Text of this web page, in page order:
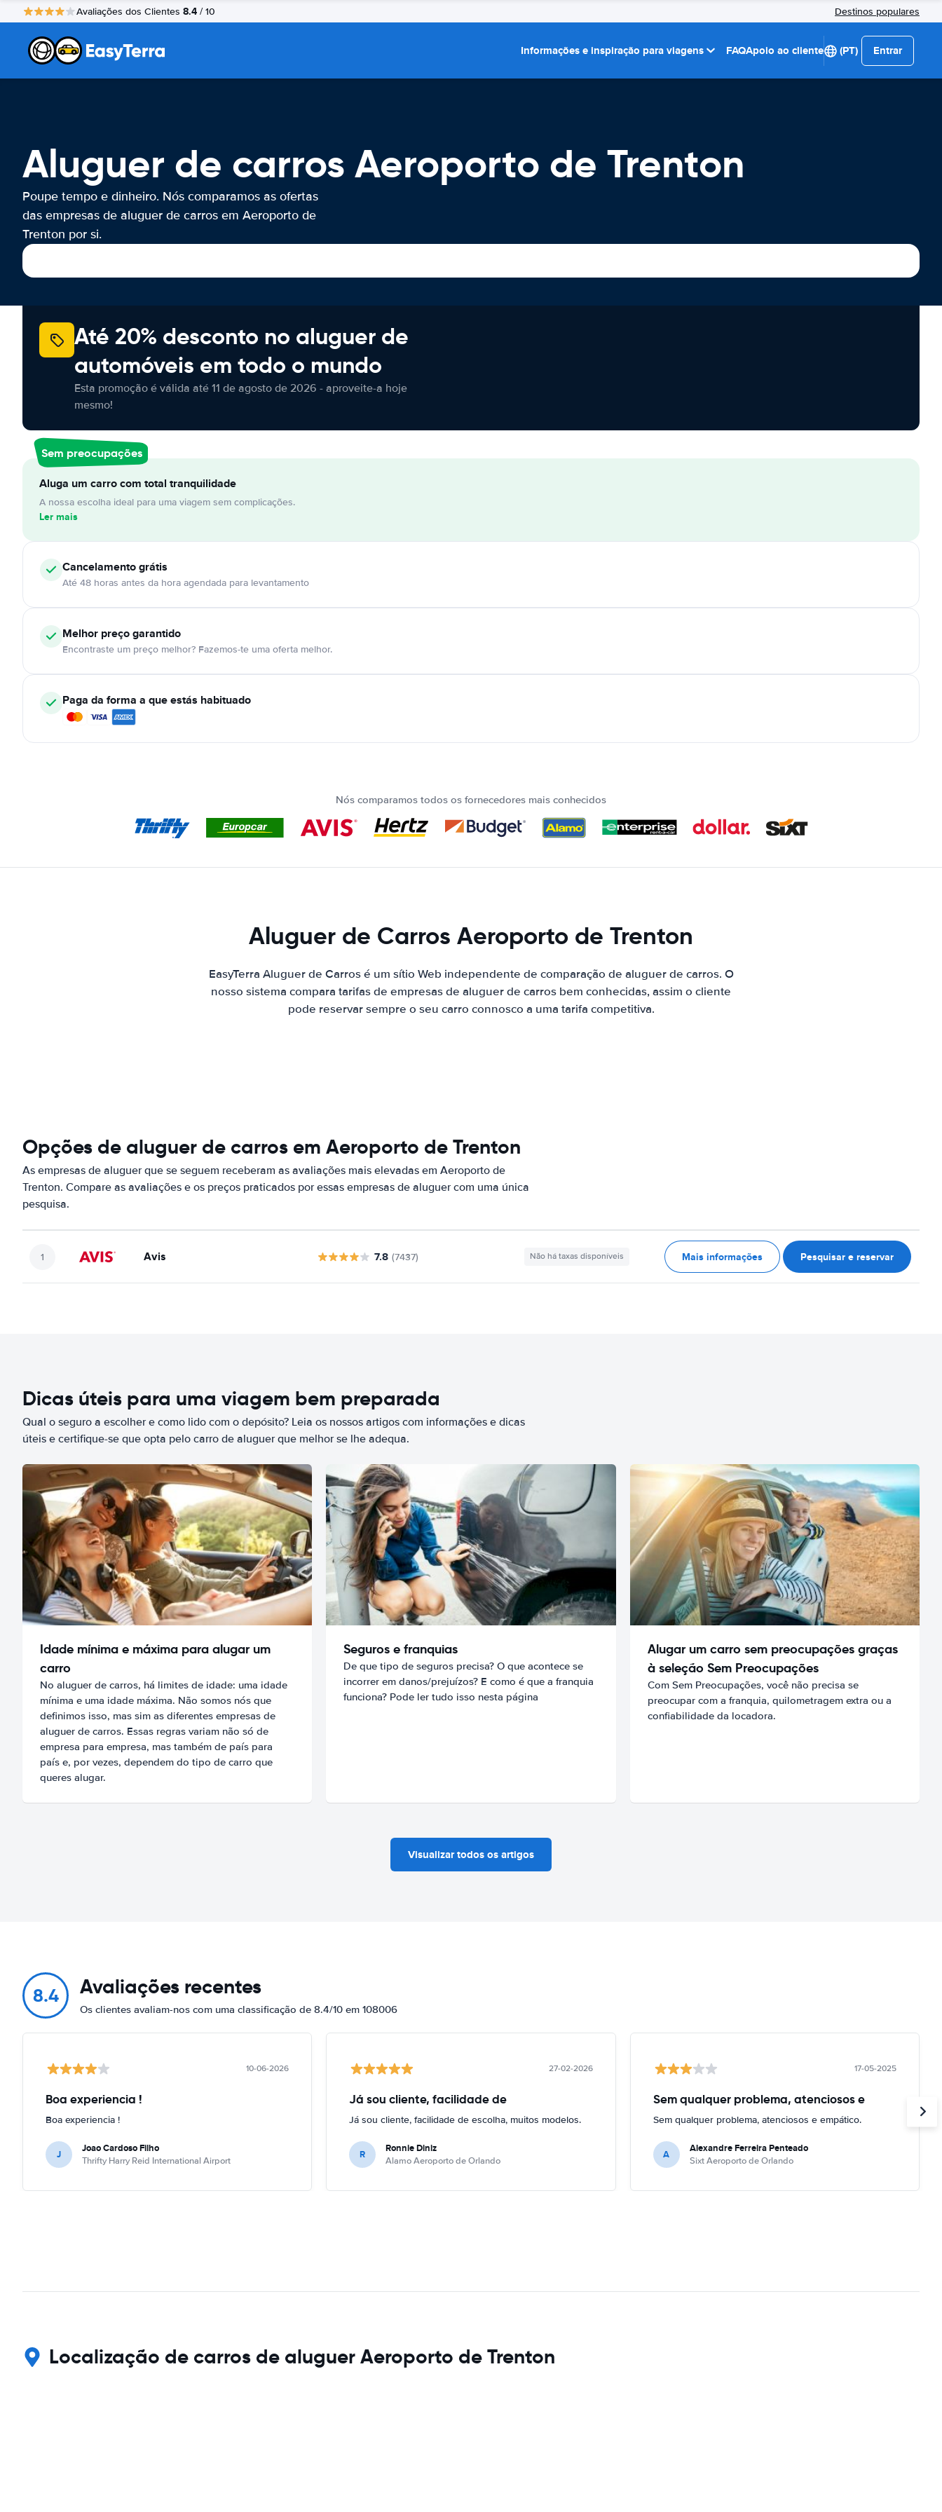
Avaliações dos Clientes 8.4 / 10 Destinos populares
Informações e inspiração para viagens FAQApoio ao cliente (PT) Entrar
Aluguer de carros Aeroporto de Trenton
Poupe tempo e dinheiro. Nós comparamos as ofertas
das empresas de aluguer de carros em Aeroporto de
Trenton por si.
Até 20% desconto no aluguer de
automóveis em todo o mundo
Esta promoção é válida até 11 de agosto de 2026 - aproveite-a hoje
mesmo!
Sem preocupações
Aluga um carro com total tranquilidade
A nossa escolha ideal para uma viagem sem complicações.
Ler mais
Cancelamentográtis
Até 48 horas antes da hora agendada para levantamento
Melhor preço garantido
Encontraste um preço melhor? Fazemos-te uma oferta melhor.
Paga da forma a que estás habituado
Nós comparamos todos os fornecedores mais conhecidos
Aluguer de Carros Aeroporto de Trenton
EasyTerra Aluguer de Carros é um sítio Web independente de comparação de aluguer de carros. O
nosso sistema compara tarifas de empresas de aluguer de carros bem conhecidas, assim o cliente
pode reservar sempre o seu carro connosco a uma tarifa competitiva.
Opções de aluguer de carros em Aeroporto de Trenton
As empresas de aluguer que se seguem receberam as avaliações mais elevadas em Aeroporto de
Trenton. Compare as avaliações e os preços praticados por essas empresas de aluguer com uma única
pesquisa.
Avis 7.8 (7437) Não há taxas disponíveis Mais informações Pesquisar e reservar
Dicas úteis para uma viagem bem preparada
Qual o seguro a escolher e como lido com o depósito? Leia os nossos artigos com informações e dicas
úteis e certifique-se que opta pelo carro de aluguer que melhor se lhe adequa.
Idade mínima e máxima para alugar um
carro
No aluguer de carros, há limites de idade: uma idade
mínima e uma idade máxima. Não somos nós que
definimos isso, mas sim as diferentes empresas de
aluguer de carros. Essas regras variam não só de
empresa para empresa, mas também de país para
país e, por vezes, dependem do tipo de carro que
queres alugar.
Seguros e franquias
De que tipo de seguros precisa? O que acontece se
incorrer em danos/prejuízos? E como é que a franquia
funciona? Pode ler tudo isso nesta página
Alugar um carro sem preocupações graças
à seleção Sem Preocupações
Com Sem Preocupações, você não precisa se
preocupar com a franquia, quilometragem extra ou a
confiabilidade da locadora.
Visualizar todos os artigos
8.4 Avaliações recentes
Os clientes avaliam-nos com uma classificação de 8.4/10 em 108006
10-06-2026
Boa experiencia !
Boa experiencia !
J Joao Cardoso Filho
Thrifty Harry Reid International Airport
27-02-2026
Já sou cliente, facilidade de
Já sou cliente, facilidade de escolha, muitos modelos.
R Ronnie Diniz
Alamo Aeroporto de Orlando
17-05-2025
Sem qualquer problema, atenciosos e
Sem qualquer problema, atenciosos e empático.
A Alexandre Ferreira Penteado
Sixt Aeroporto de Orlando
Localização de carros de aluguer Aeroporto de Trenton